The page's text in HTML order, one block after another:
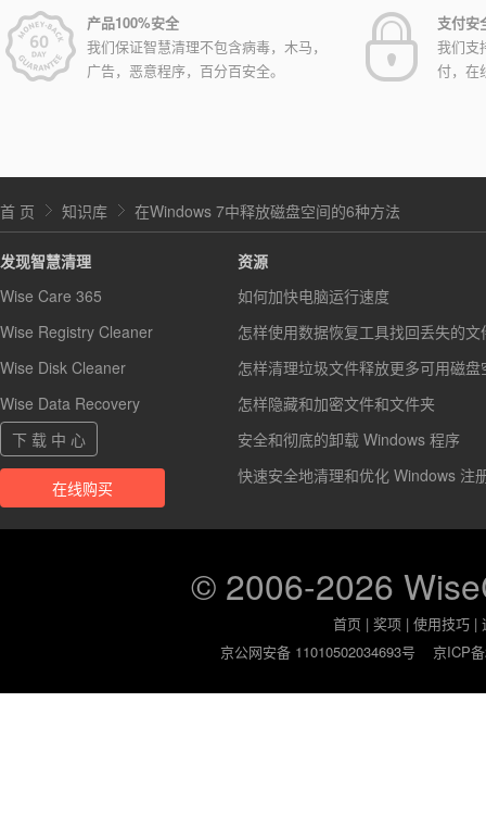
产品100%安全
我们保证智慧清理不包含病毒，木马，
广告，恶意程序，百分百安全。
支付安
我们支
付，在
首 页 知识库 在Windows 7中释放磁盘空间的6种方法
发现智慧清理
Wise Care 365
Wise Registry Cleaner
Wise Disk Cleaner
Wise Data Recovery
下 载 中 心
在线购买
资源
如何加快电脑运行速度
怎样使用数据恢复工具找回丢失的文
怎样清理垃圾文件释放更多可用磁盘
怎样隐藏和加密文件和文件夹
安全和彻底的卸载 Windows 程序
快速安全地清理和优化 Windows 注
© 2006-2026
首页 |奖项 |使用技巧 |
京公网安备 11010502034693号
京ICP